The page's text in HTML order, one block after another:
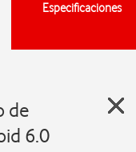
Especificaciones
de
6.0